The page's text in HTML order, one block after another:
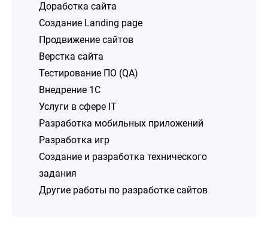
Доработка сайта
Создание Landing page
Продвижение сайтов
Верстка сайта
Тестирование ПО (QA)
Внедрение 1C
Услуги в сфере IT
Разработка мобильных приложений
Разработка игр
Создание и разработка технического
задания
Другие работы по разработке сайтов